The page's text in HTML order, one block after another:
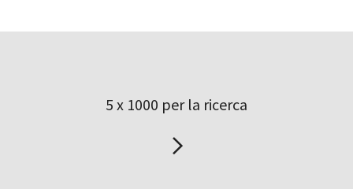
5 x 1000 per la ricerca